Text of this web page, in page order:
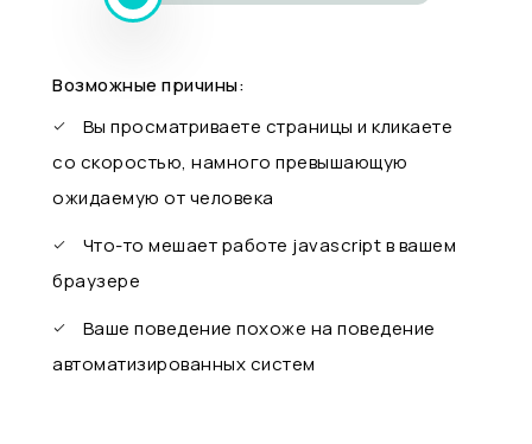
Возможные причины:
Вы просматриваете страницы и кликаете
со скоростью, намного превышающую
ожидаемую от человека
Что-то мешает работе javascript в вашем
браузере
Ваше поведение похоже на поведение
автоматизированных систем